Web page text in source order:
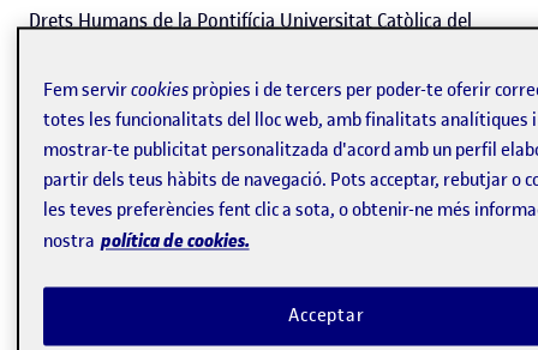
Drets Humans de la Pontifícia Universitat Catòlica del
Especial per a la Pau (JEP) a Colòmbia, i des del 2010 és
professora col·laboradora de la UOC en el màster
universitari de Drets Humans, Democràcia i Globalització.
En aquesta entrevista parlem del seu treball en igualtat
de gènere, de la situació humanitària a Llatinoamèrica
respecte a Veneçuela, del seu paper en la JEP i en el
Comitè Assessor, i de la seva experiència com a
Fem servircookiespròpies i de tercers per poder-te oferir
totes les funcionalitats del lloc web, amb finalitats analítiques
mostrar-te publicitat personalitzada d'acord amb un perfil
partir dels teus hàbits de navegació. Pots acceptar, rebutjar o
les teves preferències fent clic a sota, o obtenir-ne més
nostra política de cookies.
Acceptar